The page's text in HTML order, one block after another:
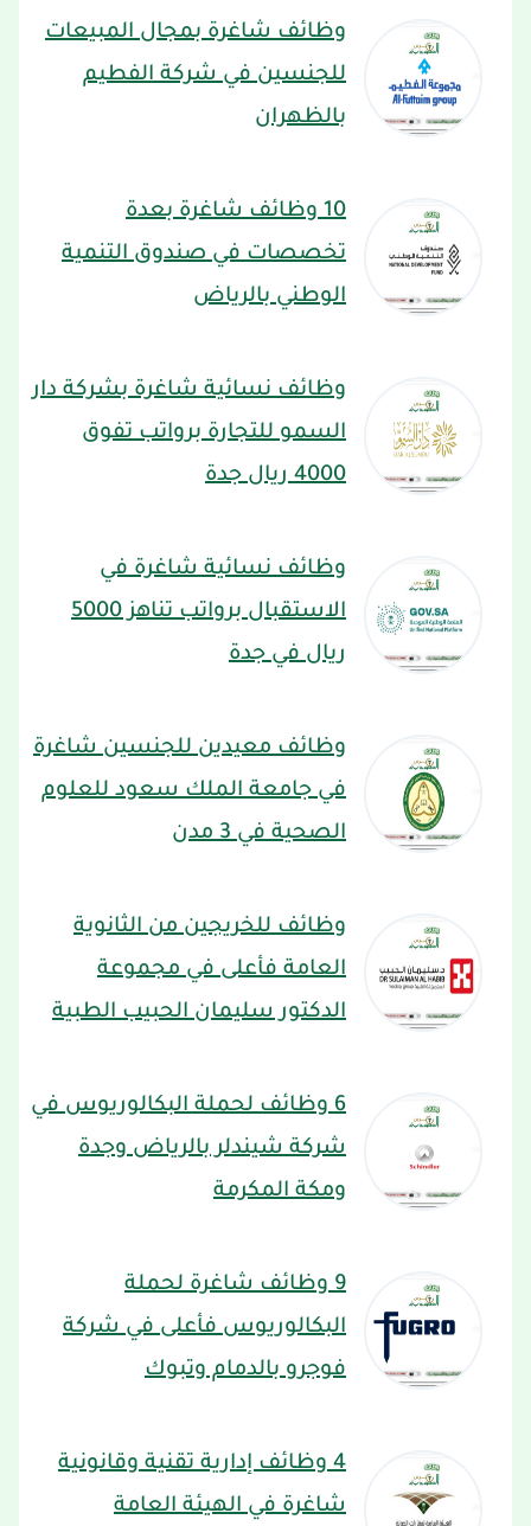
وظائف شاغرة بمجال المبيعات
للجنسين في شركة الفطيم
بالظهران
10 وظائف شاغرة بعدة
تخصصات في صندوق التنمية
الوطني بالرياض
وظائف نسائية شاغرة بشركة دار
السمو للتجارة برواتب تفوق
4000 ريال جدة
وظائف نسائية شاغرة في
الاستقبال برواتب تناهز 5000
ريال في جدة
وظائف معيدين للجنسين شاغرة
في جامعة الملك سعود للعلوم
الصحية في 3 مدن
وظائف للخريجين من الثانوية
العامة فأعلى في مجموعة
الدكتور سليمان الحبيب الطبية
6 وظائف لحملة البكالوريوس في
شركة شيندلر بالرياض وجدة
ومكة المكرمة
9 وظائف شاغرة لحملة
البكالوريوس فأعلى في شركة
فوجرو بالدمام وتبوك
4 وظائف إدارية تقنية وقانونية
شاغرة في الهيئة العامة